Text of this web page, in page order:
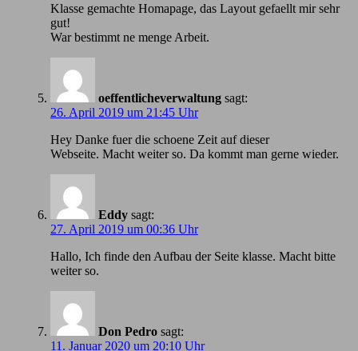
Klasse gemachte Homapage, das Layout gefaellt mir sehr
gut!
War bestimmt ne menge Arbeit.
oeffentlicheverwaltung sagt:
26. April 2019 um 21:45 Uhr
Hey Danke fuer die schoene Zeit auf dieser
Webseite. Macht weiter so. Da kommt man gerne wieder.
Eddy sagt:
27. April 2019 um 00:36 Uhr
Hallo, Ich finde den Aufbau der Seite klasse. Macht bitte
weiter so.
Don Pedro sagt:
11. Januar 2020 um 20:10 Uhr